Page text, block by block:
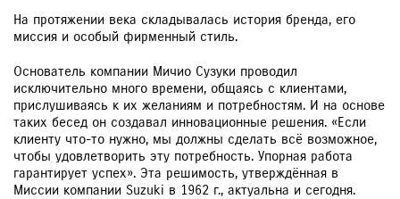
ЗАКАЗАТЬ ЗВОНОК
На протяжении века складывалась история бренда, его
миссия и особый фирменный стиль.
Основатель компании Мичио Сузуки проводил
исключительно много времени, общаясь с клиентами,
прислушиваясь к их желаниям и потребностям. И на основе
таких бесед он создавал инновационные решения. «Если
клиенту что-то нужно, мы должны сделать всё возможное,
чтобы удовлетворить эту потребность. Упорная работа
гарантирует успех». Эта решимость, утверждённая в
Миссии компании Suzuki в 1962 г., актуальна и сегодня.